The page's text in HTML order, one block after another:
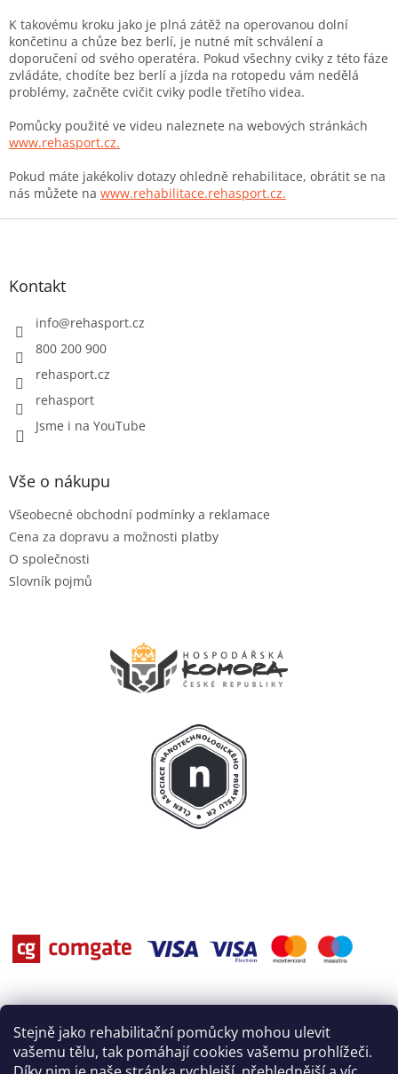
Stejně jako rehabilitační pomůcky mohou ulevit
vašemu tělu, tak pomáhají cookies vašemu prohlížeči.
K takovému kroku jako je plná zátěž na operovanou dolní
končetinu a chůze bez berlí, je nutné mít schválení a
doporučení od svého operatéra. Pokud všechny cviky z této fáze
zvládáte, chodíte bez berlí a jízda na rotopedu vám nedělá
problémy, začněte cvičit cviky podle třetího videa.
Pomůcky použité ve videu naleznete na webových stránkách
www.rehasport.cz.
Pokud máte jakékoliv dotazy ohledně rehabilitace, obrátit se na
nás můžete na www.rehabilitace.rehasport.cz.
Z
Kontakt
info@rehasport.cz
800 200 900
rehasport.cz
rehasport
Jsme i na YouTube
Vše o nákupu
Všeobecné obchodní podmínky a reklamace
Cena za dopravu a možnosti platby
O společnosti
Slovník pojmů